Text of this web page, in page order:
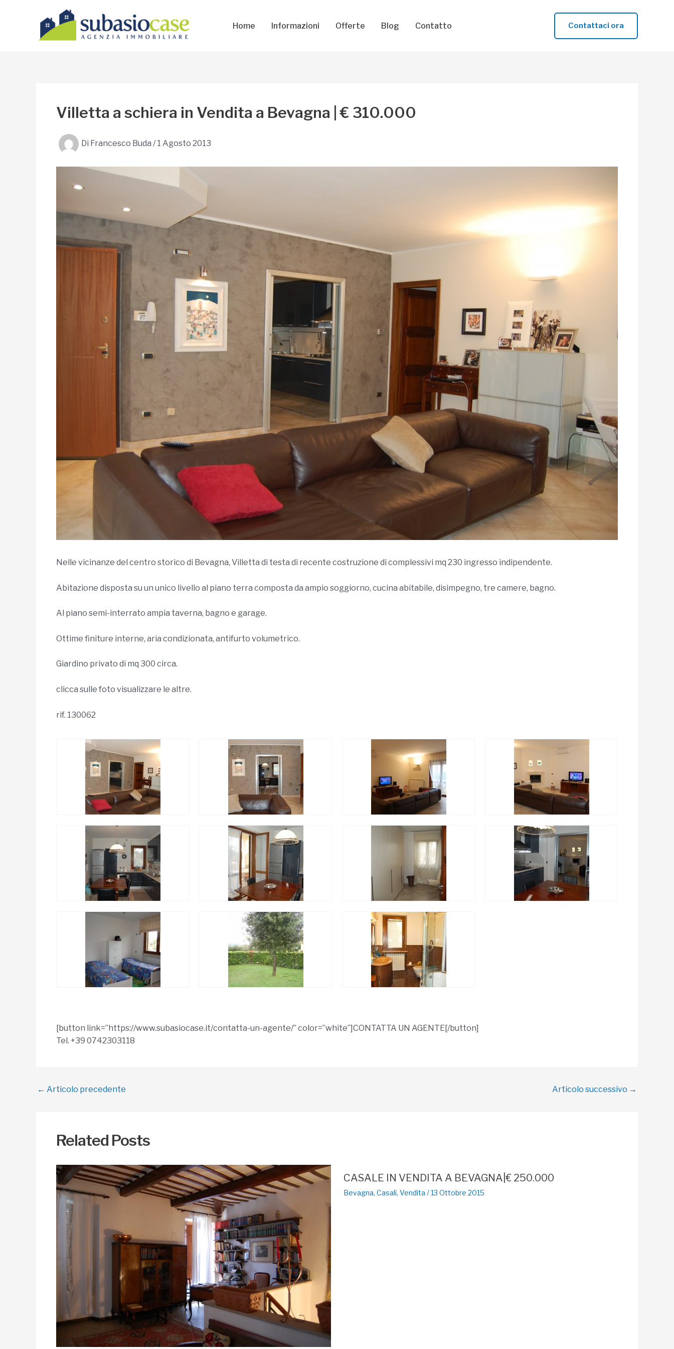
Home Informazioni Offerte Blog Contatto Contattaci ora
Villetta a schiera in Vendita a Bevagna | € 310.000
Di Francesco Buda /1 Agosto 2013
Nelle vicinanze del centro storico di Bevagna, Villetta di testa di recente costruzione di complessivi mq 230 ingresso indipendente.
Abitazione disposta su un unico livello al piano terra composta da ampio soggiorno, cucina abitabile, disimpegno, tre camere, bagno.
Al piano semi-interrato ampia taverna, bagno e garage.
Ottime finiture interne, aria condizionata, antifurto volumetrico.
Giardino privato di mq 300 circa.
clicca sulle foto visualizzare le altre.
rif. 130062
[button link=”https://www.subasiocase.it/contatta-un-agente/” color=”white”]CONTATTA UN AGENTE[/button]
Tel. +39 0742303118
Navigazione
← Articolo precedente Articolo successivo →
Related Posts
CASALE IN VENDITA A BEVAGNA|€ 250.000
Bevagna, Casali, Vendita /13 Ottobre 2015